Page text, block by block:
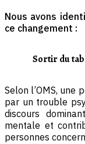
Nous avons
ce changement :
Sortir du
Selon l’OMS, une
par un trouble
discours
mentale et
personnes